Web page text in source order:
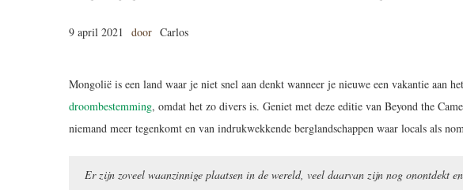
9 april 2021 door Carlos
Mongolië is een land waar je niet snel aan denkt wanneer je nieuwe een vakantie aan
droombestemming, omdat het zo divers is. Geniet met deze editie van Beyond the
niemand meer tegenkomt en van indrukwekkende berglandschappen waar locals als
Er zijn zoveel waanzinnige plaatsen in de wereld, veel daarvan zijn nog onontdekt